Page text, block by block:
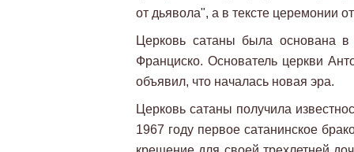
от дьявола", а в тексте церемонии
Церковь сатаны была основана
Франциско. Основатель церкви
объявил, что началась новая эра.
Церковь сатаны получила
1967 году первое сатанинское